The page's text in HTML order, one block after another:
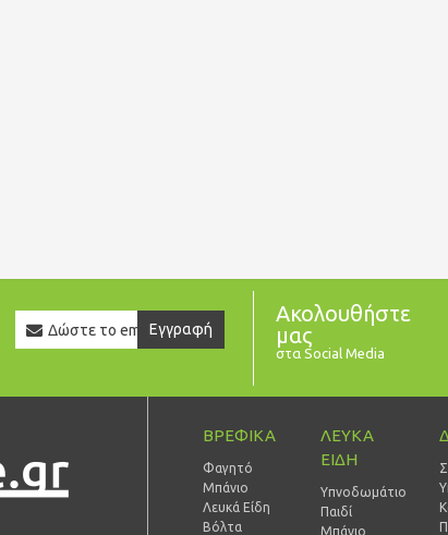
Newsletter
Email
Εγγραφή
Ακολουθήστε
μας
στα Social Media
ΒΡΕΦΙΚΑ
Φαγητό
Μπάνιο
Λευκά Είδη
Βόλτα
ΛΕΥΚΑ
ΕΙΔΗ
Υπνοδωμάτιο
Παιδί
Mπάνιο